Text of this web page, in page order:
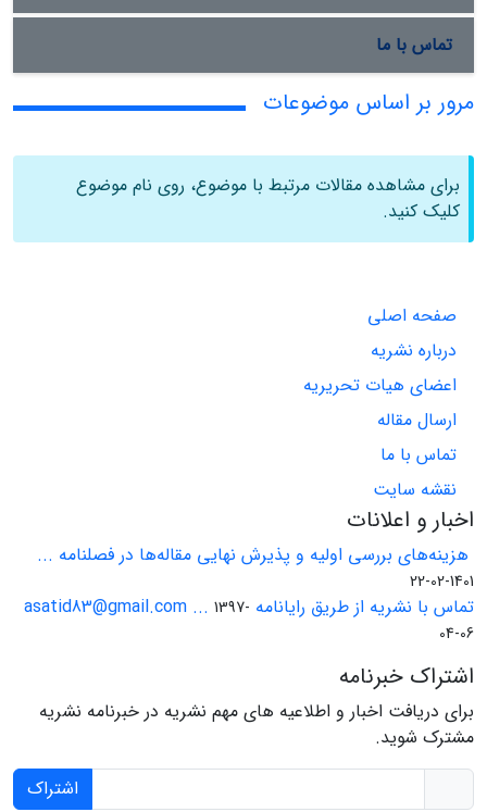
تماس با ما
مرور بر اساس موضوعات
برای مشاهده مقالات مرتبط با موضوع، روی نام موضوع
کلیک کنید.
صفحه اصلی
درباره نشریه
اعضای هیات تحریریه
ارسال مقاله
تماس با ما
نقشه سایت
اخبار و اعلانات
هزینه‌های بررسی اولیه و پذیرش نهایی مقاله‌ها در فصلنامه ...
1401-02-22
تماس با نشریه از طریق رایانامه asatid83@gmail.com ... 1397-
04-06
اشتراک خبرنامه
برای دریافت اخبار و اطلاعیه های مهم نشریه در خبرنامه نشریه
مشترک شوید.
اشتراک